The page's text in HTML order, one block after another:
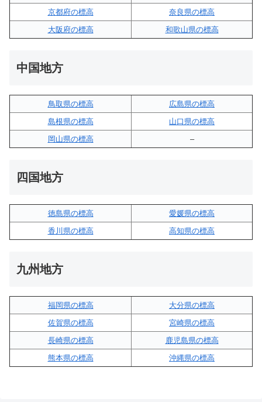
京都府の標高
奈良県の標高
大阪府の標高
和歌山県の標高
中国地方
鳥取県の標高
広島県の標高
島根県の標高
山口県の標高
岡山県の標高
–
四国地方
徳島県の標高
愛媛県の標高
香川県の標高
高知県の標高
九州地方
福岡県の標高
大分県の標高
佐賀県の標高
宮崎県の標高
長崎県の標高
鹿児島県の標高
熊本県の標高
沖縄県の標高